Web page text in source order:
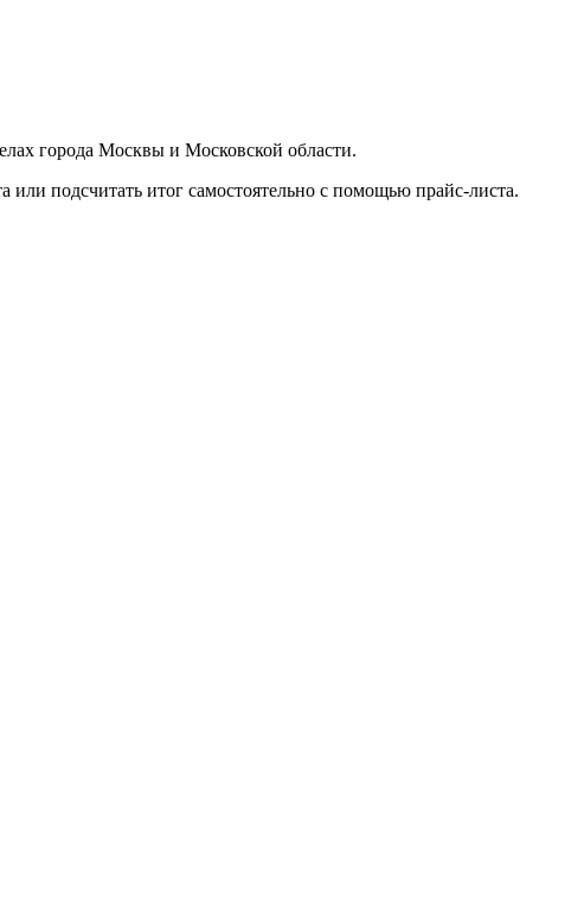
города Москвы и Московской области.
подсчитать итог самостоятельно с помощью прайс-листа.